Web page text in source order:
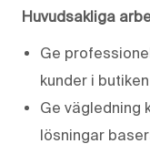
Huvudsakliga
Ge
kunder i butiken
Ge vägledning
lösningar